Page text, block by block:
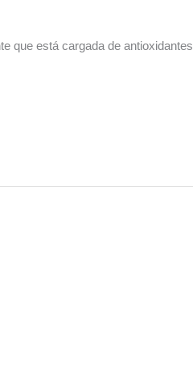
que está cargada de